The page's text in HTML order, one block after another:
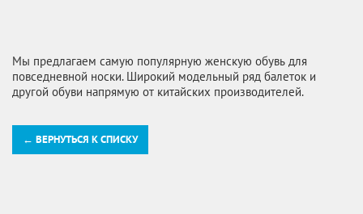
Мы предлагаем самую популярную женскую обувь для
повседневной носки. Широкий модельный ряд балеток и
другой обуви напрямую от китайских производителей.
← ВЕРНУТЬСЯ К СПИСКУ